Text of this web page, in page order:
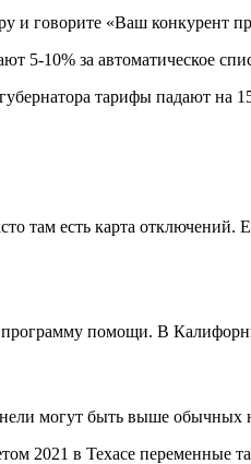
и говорите «Ваш конкурент
5-10% за автоматическое
тарифы падают на
там есть карта
помощи. В
могут быть выше обычных
2021 в Техасе переменные